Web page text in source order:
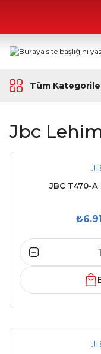
Tüm
Jbc
JBC T470-A